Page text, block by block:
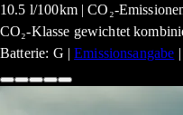
10.5 l/100km | CO₂-
CO₂-Klasse gewichtet
Batterie: G |Emissionsangabe